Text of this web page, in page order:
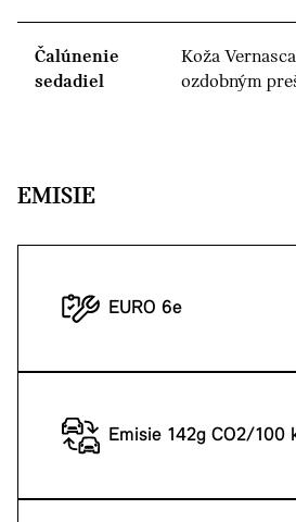
Čalúnenie
sedadiel
Koža
ozdobným
EMISIE
EURO 6e
Emisie 142g CO2/100